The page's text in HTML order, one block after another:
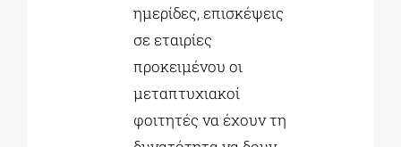
ημερίδες, επισκέψεις
σε εταιρίες
προκειμένου οι
μεταπτυχιακοί
φοιτητές να έχουν τη